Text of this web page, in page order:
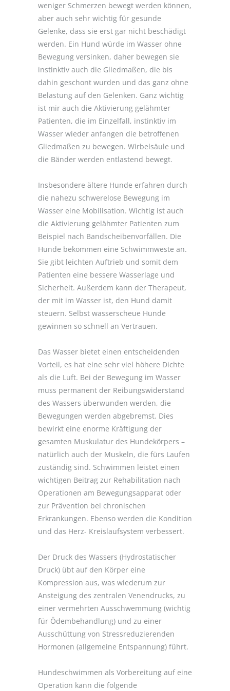
weniger Schmerzen bewegt werden können,
aber auch sehr wichtig für gesunde
Gelenke, dass sie erst gar nicht beschädigt
werden. Ein Hund würde im Wasser ohne
Bewegung versinken, daher bewegen sie
instinktiv auch die Gliedmaßen, die bis
dahin geschont wurden und das ganz ohne
Belastung auf den Gelenken. Ganz wichtig
ist mir auch die Aktivierung gelähmter
Patienten, die im Einzelfall, instinktiv im
Wasser wieder anfangen die betroffenen
Gliedmaßen zu bewegen. Wirbelsäule und
die Bänder werden entlastend bewegt.
Insbesondere ältere Hunde erfahren durch
die nahezu schwerelose Bewegung im
Wasser eine Mobilisation. Wichtig ist auch
die Aktivierung gelähmter Patienten zum
Beispiel nach Bandscheibenvorfällen. Die
Hunde bekommen eine Schwimmweste an.
Sie gibt leichten Auftrieb und somit dem
Patienten eine bessere Wasserlage und
Sicherheit. Außerdem kann der Therapeut,
der mit im Wasser ist, den Hund damit
steuern. Selbst wasserscheue Hunde
gewinnen so schnell an Vertrauen.
Das Wasser bietet einen entscheidenden
Vorteil, es hat eine sehr viel höhere Dichte
als die Luft. Bei der Bewegung im Wasser
muss permanent der Reibungswiderstand
des Wassers überwunden werden, die
Bewegungen werden abgebremst. Dies
bewirkt eine enorme Kräftigung der
gesamten Muskulatur des Hundekörpers –
natürlich auch der Muskeln, die fürs Laufen
zuständig sind. Schwimmen leistet einen
wichtigen Beitrag zur Rehabilitation nach
Operationen am Bewegungsapparat oder
zur Prävention bei chronischen
Erkrankungen. Ebenso werden die Kondition
und das Herz- Kreislaufsystem verbessert.
Der Druck des Wassers (Hydrostatischer
Druck) übt auf den Körper eine
Kompression aus, was wiederum zur
Ansteigung des zentralen Venendrucks, zu
einer vermehrten Ausschwemmung (wichtig
für Ödembehandlung) und zu einer
Ausschüttung von Stressreduzierenden
Hormonen (allgemeine Entspannung) führt.
Hundeschwimmen als Vorbereitung auf eine
Operation kann die folgende